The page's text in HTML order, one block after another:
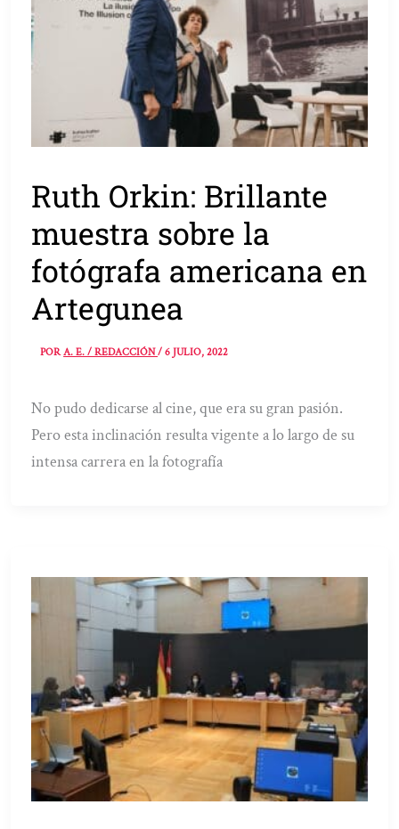
Ruth Orkin: Brillante
muestra sobre la
fotógrafa americana en
Artegunea
PORA. E. / REDACCIÓN/6 JULIO, 2022
No pudo dedicarse al cine, que era su gran pasión.
Pero esta inclinación resulta vigente a lo largo de su
intensa carrera en la fotografía